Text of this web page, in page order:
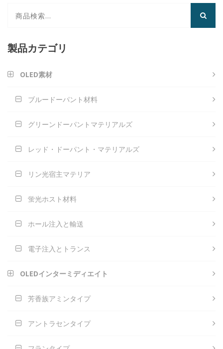
製品カテゴリ
OLED素材
ブルードーパント材料
グリーンドーパントマテリアルズ
レッド・ドーパント・マテリアルズ
リン光宿主マテリア
蛍光ホスト材料
ホール注入と輸送
電子注入とトランス
OLEDインターミディエイト
芳香族アミンタイプ
アントラセンタイプ